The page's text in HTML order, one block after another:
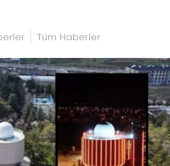
Tüm Haberler